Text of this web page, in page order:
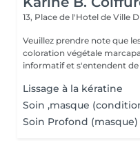
13, Place de l'Hotel de Ville
Veuillez prendre note que
coloration végétale marcapar sont communiqués à
informatif et s'entendent de
Lissage à la kératine
Soin ,masque
Soin Profond (masque)